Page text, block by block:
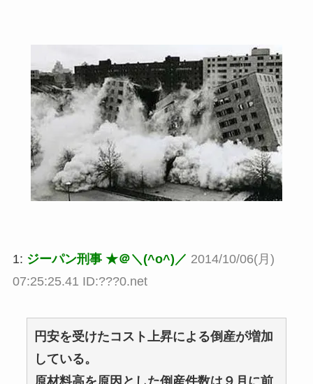
1: ジーパン刑事 ★＠＼(^o^)／ 2014/10/06(月)
07:25:25.41 ID:???0.net
円安を受けたコスト上昇による倒産が増加
している。